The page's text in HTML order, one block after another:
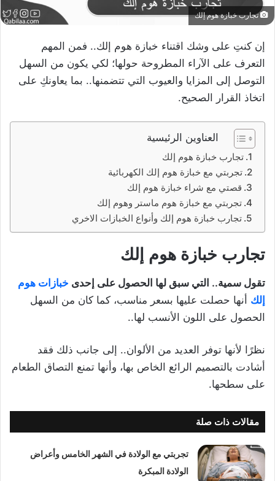
تجارب خبازة هوم إلك
إن كنتِ على وشك اقتناء خبازة هوم إلك.. فمن المهم
التعرف على الآراء المطروحة حولها؛ لكي يكون من السهل
التوصل إلى المزايا والعيوب التي تتضمنها.. بما يعاونكِ على
اتخاذ القرار الصحيح.
العناوين الرئيسية
تجارب خبازة هوم إلك
تجربتي مع خبازة هوم إلك الكهربائية
قصتي مع شراء خبازة هوم إلك
تجربتي مع خبازة هوم ماستر وهوم إلك
تجارب خبازة هوم إلك وأنواع الخبازات الاخري
تجارب خبازة هوم إلك
تقول سمية.. التي سبق لها الحصول على إحدى خبازات هوم
إلك أنها حصلت عليها بسعر مناسب، كما كان من السهل
الحصول على اللون الأنسب لها..
نظرًا لأنها توفر العديد من الألوان.. إلى جانب ذلك فقد
أشادت بالتصميم الرائع الخاص بها، وأنها تمنع التصاق الطعام
على سطحها.
مقالات ذات صلة
تجربتي مع الولادة في الشهر الخامس وأعراض
الولادة المبكرة